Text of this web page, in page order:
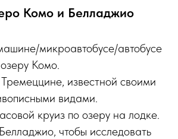
Комо и Белладжио
микроавтобусе/автобусе
Комо.
известной своими
видами.
круиз по озеру на лодке.
чтобы исследовать